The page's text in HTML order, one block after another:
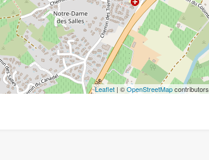
Leaflet| ©OpenStreetMapcontributors